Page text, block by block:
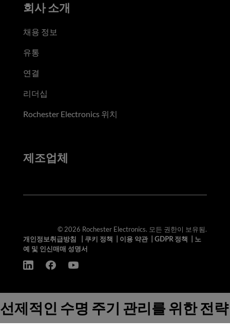
회사 소개
채용 정보
유통
연결
리더십
Rochester Electronics 위치
제조업체
© 2026 Rochester Electronics. 모든 권한이 보유됨.
개인정보취급방침
쿠키 정책 이용 약관| GDPR 정책
노
예 및 인신매매 성명서
선제적인 수명 주기 관리를 위한 전략